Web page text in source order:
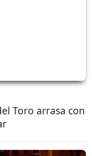
Toro arrasa con